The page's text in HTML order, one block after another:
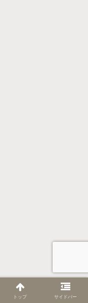
トップ サイドバー